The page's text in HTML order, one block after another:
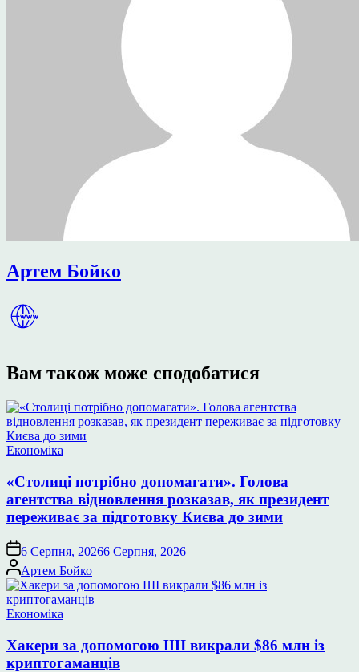
Артем Бойко
Вам також може сподобатися
Опублікувати
Економіка
«Столиці потрібно допомагати». Голова
агентства відновлення розказав, як президент
переживає за підготовку Києва до зими
6 Серпня, 20266 Серпня, 2026
Опубліковано
Артем Бойко
Опублікувати
Економіка
Хакери за допомогою ШІ викрали $86 млн із
криптогаманців